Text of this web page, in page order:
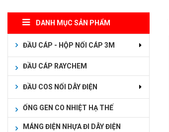
DANH MỤC SẢN PHẨM
ĐẦU CÁP - HỘP NỐI CÁP 3M
ĐẦU CÁP RAYCHEM
ĐẦU COS NỐI DÂY ĐIỆN
ỐNG GEN CO NHIỆT HẠ THẾ
MÁNG ĐIỆN NHỰA ĐI DÂY ĐIỆN